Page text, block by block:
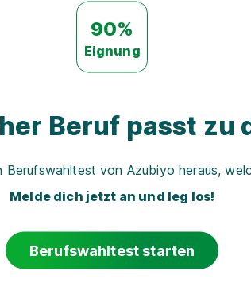
90%
Eignung
Beruf passt zu
Berufswahltest von Azubiyo heraus,
Melde dich jetzt an und leg los!
Berufswahltest starten